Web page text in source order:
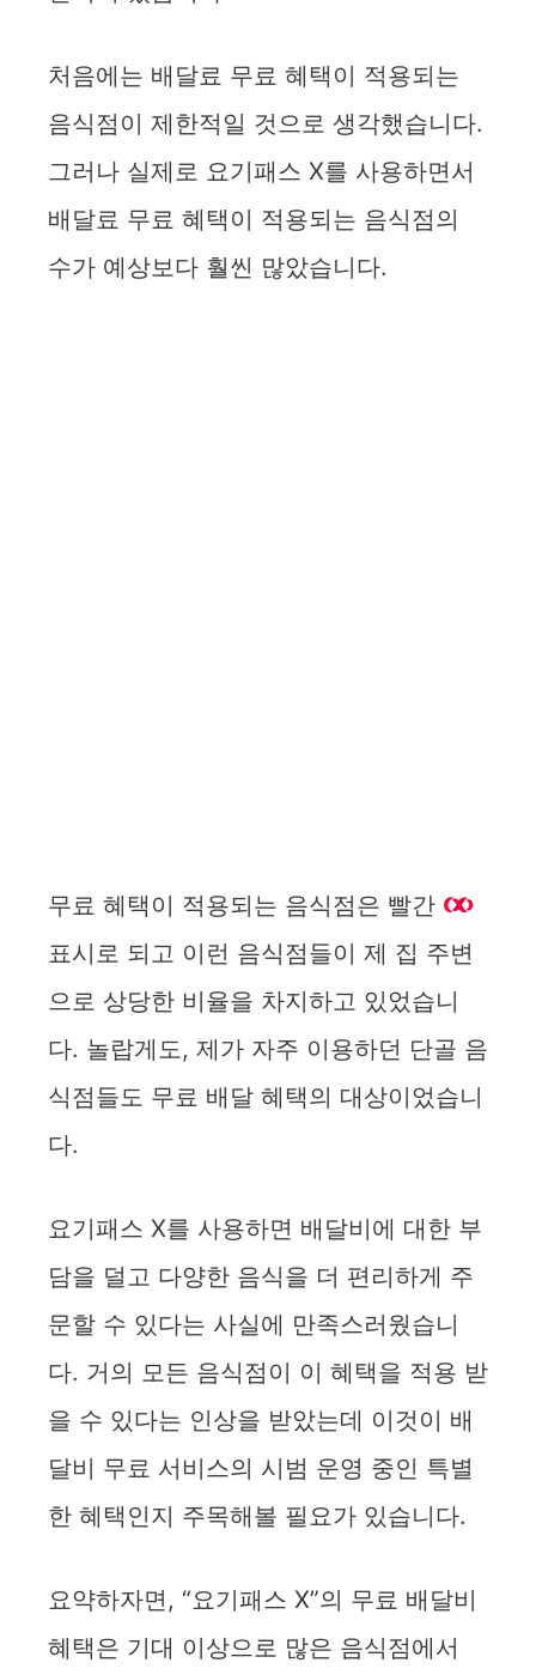
처음에는 배달료 무료 혜택이 적용되는
음식점이 제한적일 것으로 생각했습니다.
그러나 실제로 요기패스 X를 사용하면서
배달료 무료 혜택이 적용되는 음식점의
수가 예상보다 훨씬 많았습니다.
무료 혜택이 적용되는 음식점은 빨간
표시로 되고 이런 음식점들이 제 집 주변
으로 상당한 비율을 차지하고 있었습니
다. 놀랍게도, 제가 자주 이용하던 단골 음
식점들도 무료 배달 혜택의 대상이었습니
다.
요기패스 X를 사용하면 배달비에 대한 부
담을 덜고 다양한 음식을 더 편리하게 주
문할 수 있다는 사실에 만족스러웠습니
다. 거의 모든 음식점이 이 혜택을 적용 받
을 수 있다는 인상을 받았는데 이것이 배
달비 무료 서비스의 시범 운영 중인 특별
한 혜택인지 주목해볼 필요가 있습니다.
요약하자면, “요기패스 X”의 무료 배달비
혜택은 기대 이상으로 많은 음식점에서